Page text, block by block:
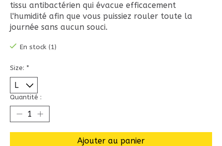
tissu antibactérien qui évacue efficacement
l'humidité afin que vous puissiez rouler toute la
journée sans aucun souci.
En stock (1)
Size: *
Quantité :
Ajouter au panier